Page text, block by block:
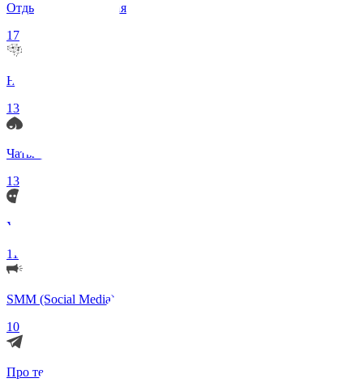
Отдых и Развлечения
17
Нейросети и ИИ
13
Чаты по интересам
13
Удаленка (Работа)
11
SMM (Social Media)
10
Про телеграмм